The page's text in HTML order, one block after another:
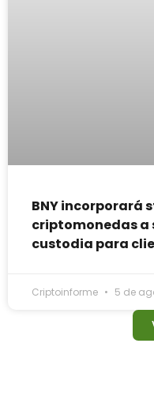
BNY incorporará
criptomonedas
custodia para
Criptoinforme 5 de